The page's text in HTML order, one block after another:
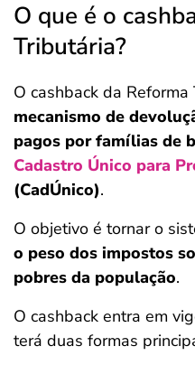
O que é o
Tributária?
O cashback da Reforma
mecanismo de
pagos por famílias de
Cadastro Único para
(CadÚnico).
O objetivo é tornar o
o peso dos impostos
pobres da população.
O cashback entra em
terá duas formas